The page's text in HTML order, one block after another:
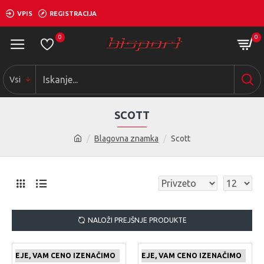
VPIS REGISTRACIJA
0 0
Vsi
Blagovna znamka Scott
SCOTT
NALOŽI PREJŠNJE PRODUKTE
VAM CENO IZENAČIMO
ČE NAJDETE IZDELEK KJE CENEJE, VAM CENO IZENAČIMO